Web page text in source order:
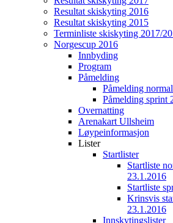
Resultat skiskyting 2016
Resultat skiskyting 2015
Terminliste skiskyting 2017/
Norgescup 2016
Innbyding
Program
Påmelding
Påmelding
Påmelding sprint
Overnatting
Arenakart Ullsheim
Løypeinformasjon
Lister
Startlister
Startliste
23.1.2016
Startliste
Krinsvis
23.1.2016
Innskytingslister